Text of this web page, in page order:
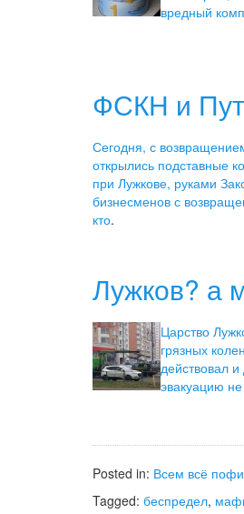
вредный
ФСКН и
Сегодня, с
открылись подставные
при Лужкове, руками
бизнесменов с
кто.
Лужков? а
Царство
грязных
действовал
эвакуацию
Posted in: Всем всё
Tagged: беспредел,